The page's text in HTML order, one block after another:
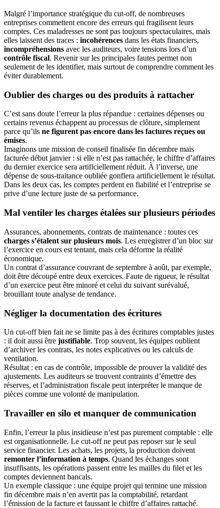
Malgré l’importance stratégique du cut-off, de nombreuses
entreprises commettent encore des erreurs qui fragilisent leurs
comptes. Ces maladresses ne sont pas toujours spectaculaires, mais
elles laissent des traces : incohérences dans les états financiers,
incompréhensions avec les auditeurs, voire tensions lors d’un
contrôle fiscal. Revenir sur les principales fautes permet non
seulement de les identifier, mais surtout de comprendre comment les
éviter durablement.
Oublier des charges ou des produits à rattacher
C’est sans doute l’erreur la plus répandue : certaines dépenses ou
certains revenus échappent au processus de clôture, simplement
parce qu’ils ne figurent pas encore dans les factures reçues ou
émises.
Imaginons une mission de conseil finalisée fin décembre mais
facturée début janvier : si elle n’est pas rattachée, le chiffre d’affaires
du dernier exercice sera artificiellement réduit. À l’inverse, une
dépense de sous-traitance oubliée gonflera artificiellement le résultat.
Dans les deux cas, les comptes perdent en fiabilité et l’entreprise se
prive d’une lecture juste de sa performance.
Mal ventiler les charges étalées sur plusieurs périodes
Assurances, abonnements, contrats de maintenance : toutes ces
charges s’étalent sur plusieurs mois. Les enregistrer d’un bloc sur
l’exercice en cours est tentant, mais cela déforme la réalité
économique.
Un contrat d’assurance couvrant de septembre à août, par exemple,
doit être découpé entre deux exercices. Faute de rigueur, le résultat
d’un exercice peut être minoré et celui du suivant surévalué,
brouillant toute analyse de tendance.
Négliger la documentation des écritures
Un cut-off bien fait ne se limite pas à des écritures comptables justes
: il doit aussi être justifiable. Trop souvent, les équipes oublient
d’archiver les contrats, les notes explicatives ou les calculs de
ventilation.
Résultat : en cas de contrôle, impossible de prouver la validité des
ajustements. Les auditeurs se trouvent contraints d’émettre des
réserves, et l’administration fiscale peut interpréter le manque de
pièces comme une volonté de manipulation.
Travailler en silo et manquer de communication
Enfin, l’erreur la plus insidieuse n’est pas purement comptable : elle
est organisationnelle. Le cut-off ne peut pas reposer sur le seul
service financier. Les achats, les projets, la production doivent
remonter l’information à temps. Quand les échanges sont
insuffisants, les opérations passent entre les mailles du filet et les
comptes deviennent bancals.
Un exemple classique : une équipe projet qui termine une mission
fin décembre mais n’en avertit pas la comptabilité, retardant
l’émission de la facture et faussant le chiffre d’affaires rattaché.